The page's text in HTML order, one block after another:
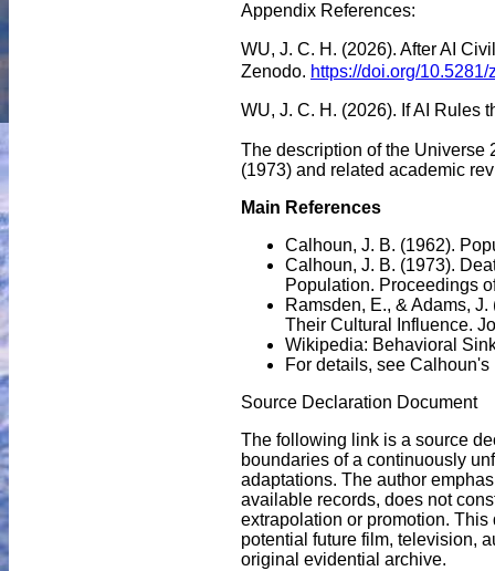
Appendix References:
WU, J. C. H. (2026). After AI
Zenodo. https://doi.org/
WU, J. C. H. (2026). If AI Rules
The description of the Universe
(1973) and related academic
Main References
Calhoun, J. B. (1962).
Calhoun, J. B. (1973).
Population. Proceedings
Ramsden, E., & Adams,
Their Cultural Influence.
Wikipedia: Behavioral
For details, see
Source Declaration Document
The following link is a source
boundaries of a continuously
adaptations. The author
available records, does not
extrapolation or promotion.
potential future film, television,
original evidential archive.